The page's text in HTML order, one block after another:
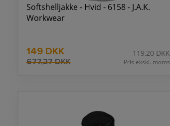
Softshelljakke - Hvid - 6158 - J.A.K.
Workwear
149 DKK
677,27 DKK
119,20 DKK
Pris ekskl. moms